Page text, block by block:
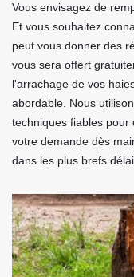
Vous envisagez de
Et vous souhaitez
peut vous donner des
vous sera offert
l'arrachage de vos
abordable. Nous
techniques fiables pour
votre demande dès
dans les plus brefs